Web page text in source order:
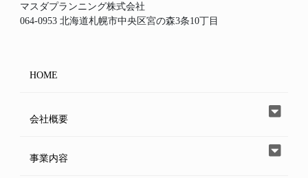
マスダプランニング株式会社
064-0953 北海道札幌市中央区宮の森3条10丁目
HOME
会社概要
事業内容